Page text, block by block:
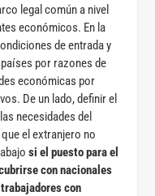
legal común a nivel
económicos. En la
de entrada y
por razones de
económicas por
De un lado, definir el
necesidades del
el extranjero no
si el puesto para el
con nacionales
con